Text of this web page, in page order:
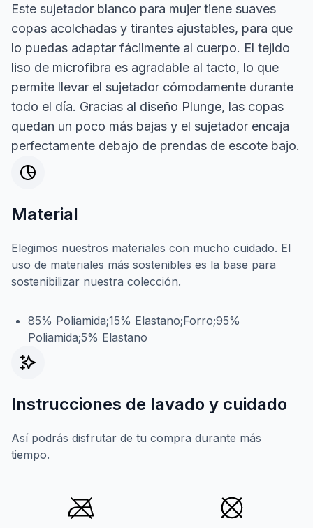
Este sujetador blanco para mujer tiene suaves
copas acolchadas y tirantes ajustables, para que
lo puedas adaptar fácilmente al cuerpo. El tejido
liso de microfibra es agradable al tacto, lo que
permite llevar el sujetador cómodamente durante
todo el día. Gracias al diseño Plunge, las copas
quedan un poco más bajas y el sujetador encaja
perfectamente debajo de prendas de escote bajo.
Material
Elegimos nuestros materiales con mucho cuidado. El
uso de materiales más sostenibles es la base para
sostenibilizar nuestra colección.
85% Poliamida;15% Elastano;Forro;95%
Poliamida;5% Elastano
Instrucciones de lavado y cuidado
Así podrás disfrutar de tu compra durante más
tiempo.